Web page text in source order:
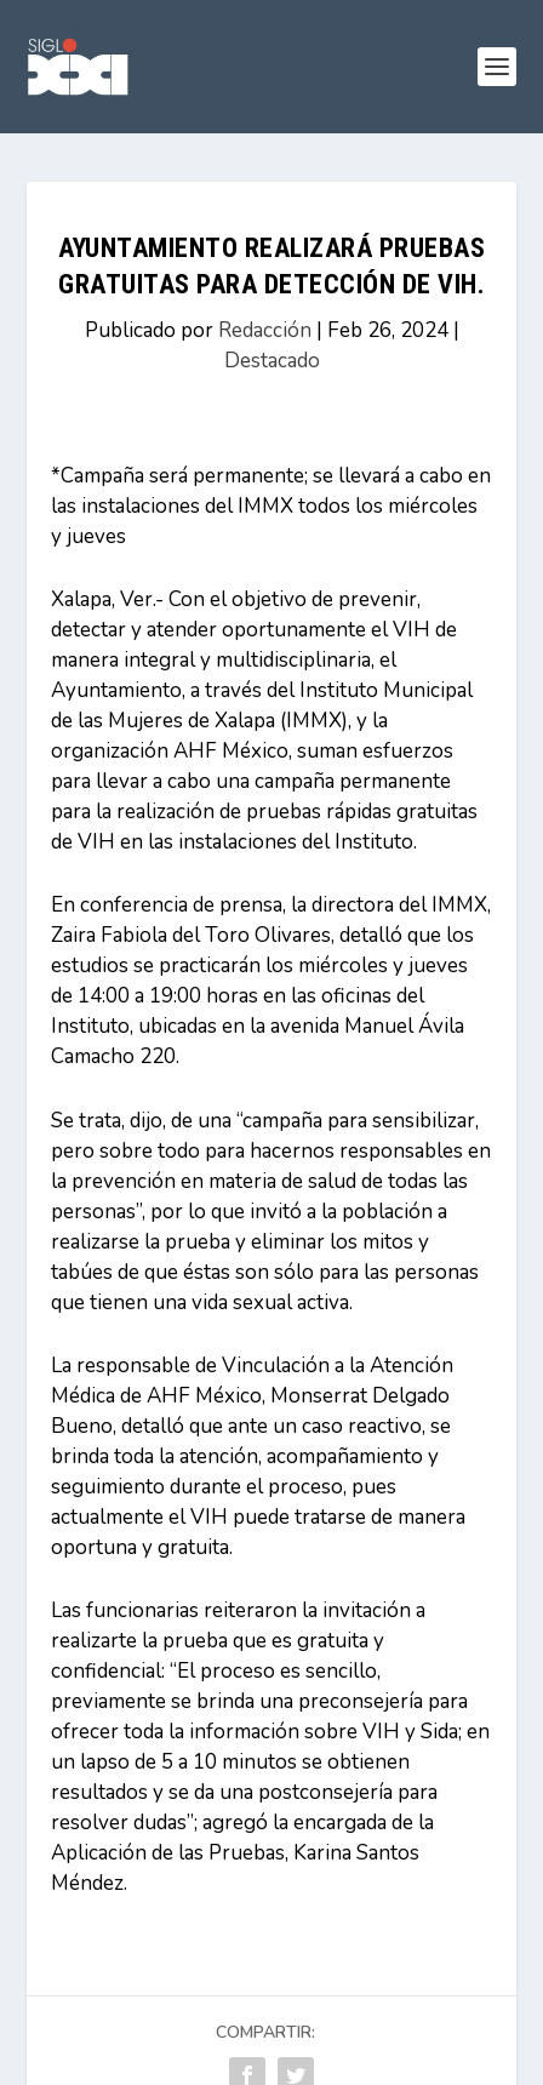
AYUNTAMIENTO REALIZARÁ PRUEBAS
GRATUITAS PARA DETECCIÓN DE VIH.
Publicado por Redacción | Feb 26, 2024|
Destacado
*Campaña será permanente; se llevará a cabo en
las instalaciones del IMMX todos los miércoles
y jueves
Xalapa, Ver.- Con el objetivo de prevenir,
detectar y atender oportunamente el VIH de
manera integral y multidisciplinaria, el
Ayuntamiento, a través del Instituto Municipal
de las Mujeres de Xalapa (IMMX), y la
organización AHF México, suman esfuerzos
para llevar a cabo una campaña permanente
para la realización de pruebas rápidas gratuitas
de VIH en las instalaciones del Instituto.
En conferencia de prensa, la directora del IMMX,
Zaira Fabiola del Toro Olivares, detalló que los
estudios se practicarán los miércoles y jueves
de 14:00 a 19:00 horas en las oficinas del
Instituto, ubicadas en la avenida Manuel Ávila
Camacho 220.
Se trata, dijo, de una “campaña para sensibilizar,
pero sobre todo para hacernos responsables en
la prevención en materia de salud de todas las
personas”, por lo que invitó a la población a
realizarse la prueba y eliminar los mitos y
tabúes de que éstas son sólo para las personas
que tienen una vida sexual activa.
La responsable de Vinculación a la Atención
Médica de AHF México, Monserrat Delgado
Bueno, detalló que ante un caso reactivo, se
brinda toda la atención, acompañamiento y
seguimiento durante el proceso, pues
actualmente el VIH puede tratarse de manera
oportuna y gratuita.
Las funcionarias reiteraron la invitación a
realizarte la prueba que es gratuita y
confidencial: “El proceso es sencillo,
previamente se brinda una preconsejería para
ofrecer toda la información sobre VIH y Sida; en
un lapso de 5 a 10 minutos se obtienen
resultados y se da una postconsejería para
resolver dudas”; agregó la encargada de la
Aplicación de las Pruebas, Karina Santos
Méndez.
COMPARTIR: